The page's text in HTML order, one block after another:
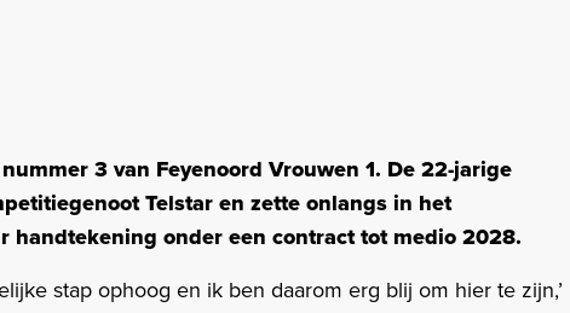
3 van Feyenoord Vrouwen 1. De 22-jarige
Telstar en zette onlangs in het
handtekening onder een contract tot medio 2028.
stap ophoog en ik ben daarom erg blij om hier te zijn,’